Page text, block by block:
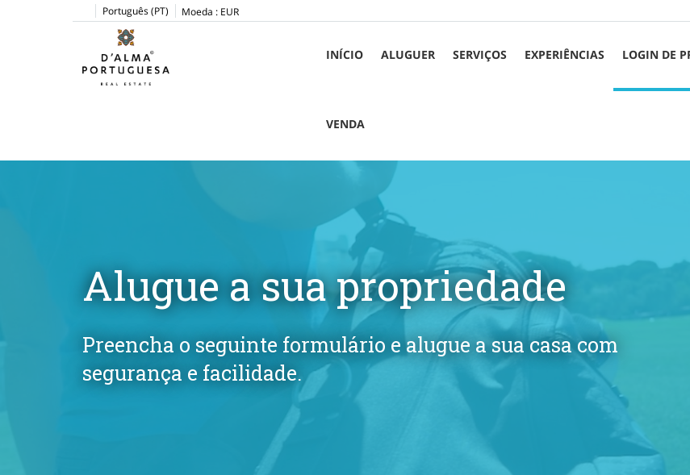
Português (PT) Moeda : EUR
INÍCIO ALUGUER SERVIÇOS EXPERIÊNCIAS LOGIN DE
VENDA
Alugue a sua propriedade
Preencha o seguinte formulário e alugue a sua casa com
segurança e facilidade.